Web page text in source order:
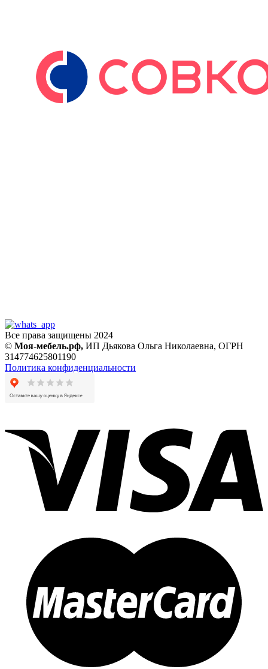
Все права защищены 2024
© Моя-мебель.рф, ИП Дьякова Ольга Николаевна, ОГРН
314774625801190
Политика конфиденциальности